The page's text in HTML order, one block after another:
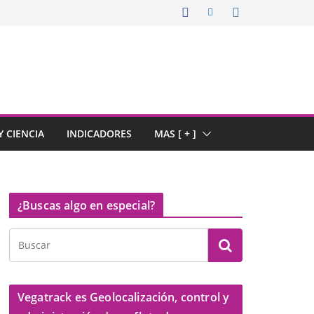
CIENCIA INDICADORES MAS [ + ]
¿Buscas algo en especial?
Vegatrack es Geolocalización, control y